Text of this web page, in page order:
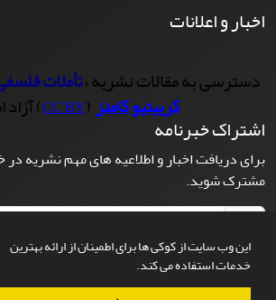
این وب سایت از کوکی ها برای اطمینان از ارائه بهترین
خدمات استفاده می کند.
اخبار و اعلانات
دسترسی به مقالات نشریه «تأملات
کرییتیو کامنز(
CC BY
)
اشتراک خبرنامه
برای دریافت اخبار و اطلاعیه های مهم نشریه در
مشترک شوید.